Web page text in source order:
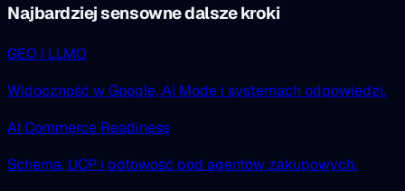
Najbardziej sensowne dalsze kroki
GEO i LLMO
Widoczność w Google, AI Mode i systemach odpowiedzi.
AI Commerce Readiness
Schema, UCP i gotowość pod agentów zakupowych.